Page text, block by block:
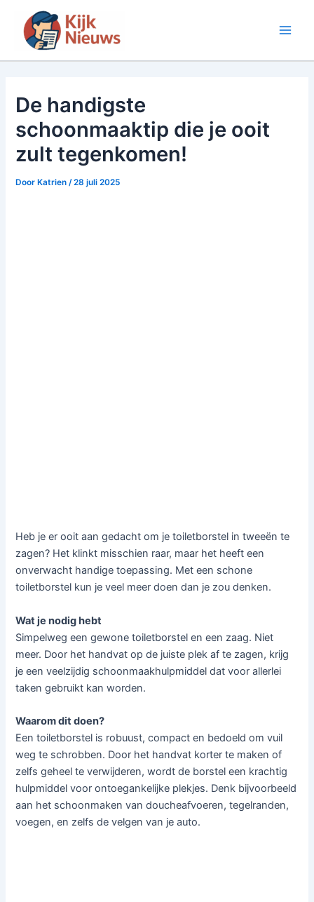
inhoud
De handigste
schoonmaaktip die je ooit
zult tegenkomen!
Door Katrien/28 juli 2025
Heb je er ooit aan gedacht om je toiletborstel in tweeën te
zagen? Het klinkt misschien raar, maar het heeft een
onverwacht handige toepassing. Met een schone
toiletborstel kun je veel meer doen dan je zou denken.
Wat je nodig hebt
Simpelweg een gewone toiletborstel en een zaag. Niet
meer. Door het handvat op de juiste plek af te zagen, krijg
je een veelzijdig schoonmaakhulpmiddel dat voor allerlei
taken gebruikt kan worden.
Waarom dit doen?
Een toiletborstel is robuust, compact en bedoeld om vuil
weg te schrobben. Door het handvat korter te maken of
zelfs geheel te verwijderen, wordt de borstel een krachtig
hulpmiddel voor ontoegankelijke plekjes. Denk bijvoorbeeld
aan het schoonmaken van doucheafvoeren, tegelranden,
voegen, en zelfs de velgen van je auto.